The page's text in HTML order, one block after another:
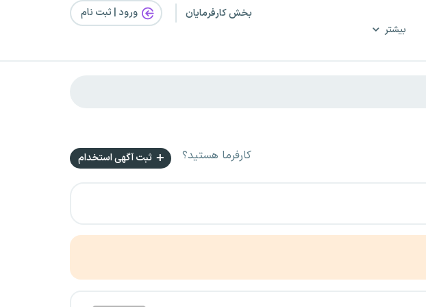
بیشتر
بخش کارفرمایان ورود | ثبت‌ نام
کارفرما هستید؟ ثبت آگهی استخدام